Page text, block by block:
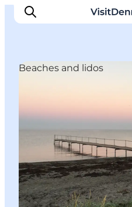
Dove andare
Cosa fare
Dove dormire
Pianifica il viaggio
Beaches and lidos